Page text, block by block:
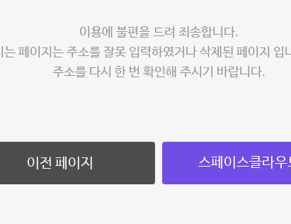
이용에 불편을 드려 죄송합니다.
는 페이지는 주소를 잘못 입력하였거나 삭제된 페이지 입
주소를 다시 한 번 확인해 주시기 바랍니다.
이전 페이지 스페이스클라우